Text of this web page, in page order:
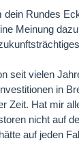
dein Rundes
Meinung
seit vielen
in
Zeit. Hat mir
nicht auf
auf jeden